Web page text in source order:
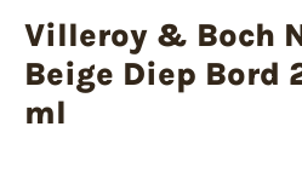
Villeroy & Boch
Beige Diep Bord
ml